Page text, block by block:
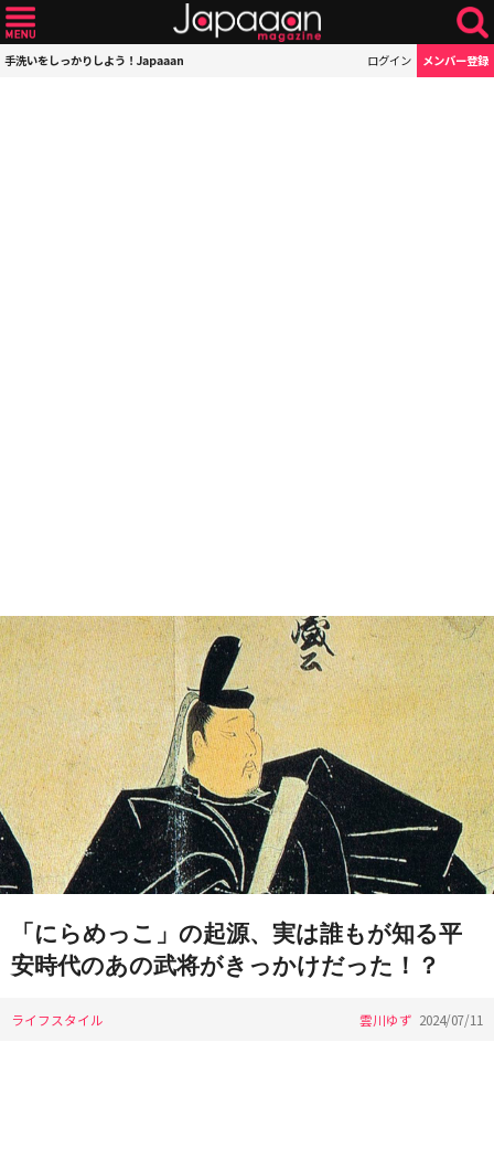
手洗いをしっかりしよう！Japaaan ログイン メンバー登録
「にらめっこ」の起源、実は誰もが知る平
安時代のあの武将がきっかけだった！？
ライフスタイル 雲川ゆず 2024/07/11